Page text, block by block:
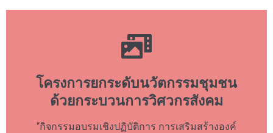
โครงการยกระดับนวัตกรรมชุมชน
ด้วยกระบวนการวิศวกรสังคม
“กิจกรรมอบรมเชิงปฏิบัติการ การเสริมสร้างองค์